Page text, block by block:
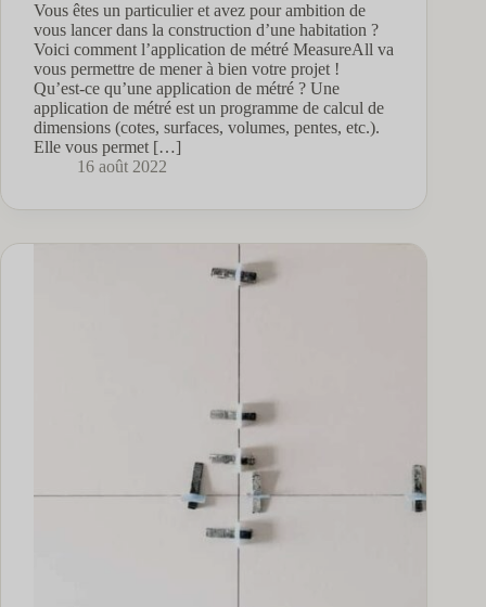
Vous êtes un particulier et avez pour ambition de
vous lancer dans la construction d’une habitation ?
Voici comment l’application de métré MeasureAll va
vous permettre de mener à bien votre projet !
Qu’est-ce qu’une application de métré ? Une
application de métré est un programme de calcul de
dimensions (cotes, surfaces, volumes, pentes, etc.).
Elle vous permet […]
16 août 2022